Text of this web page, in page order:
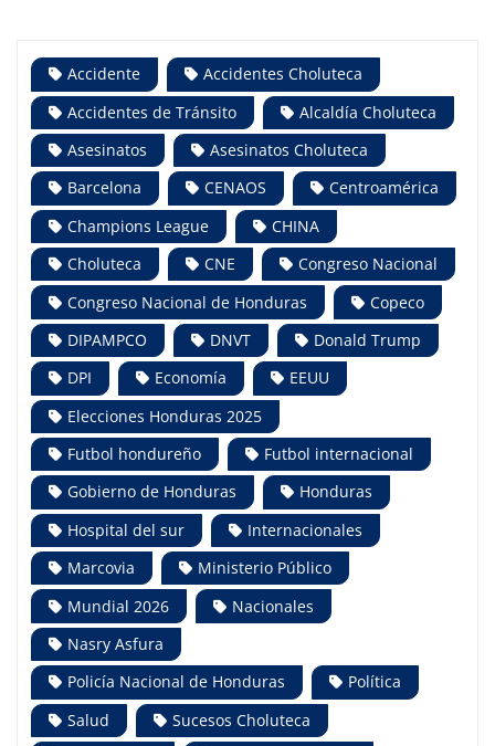
Accidente
Accidentes Choluteca
Accidentes de Tránsito
Alcaldía Choluteca
Asesinatos
Asesinatos Choluteca
Barcelona
CENAOS
Centroamérica
Champions League
CHINA
Choluteca
CNE
Congreso Nacional
Congreso Nacional de Honduras
Copeco
DIPAMPCO
DNVT
Donald Trump
DPI
Economía
EEUU
Elecciones Honduras 2025
Futbol hondureño
Futbol internacional
Gobierno de Honduras
Honduras
Hospital del sur
Internacionales
Marcovia
Ministerio Público
Mundial 2026
Nacionales
Nasry Asfura
Policía Nacional de Honduras
Política
Salud
Sucesos Choluteca